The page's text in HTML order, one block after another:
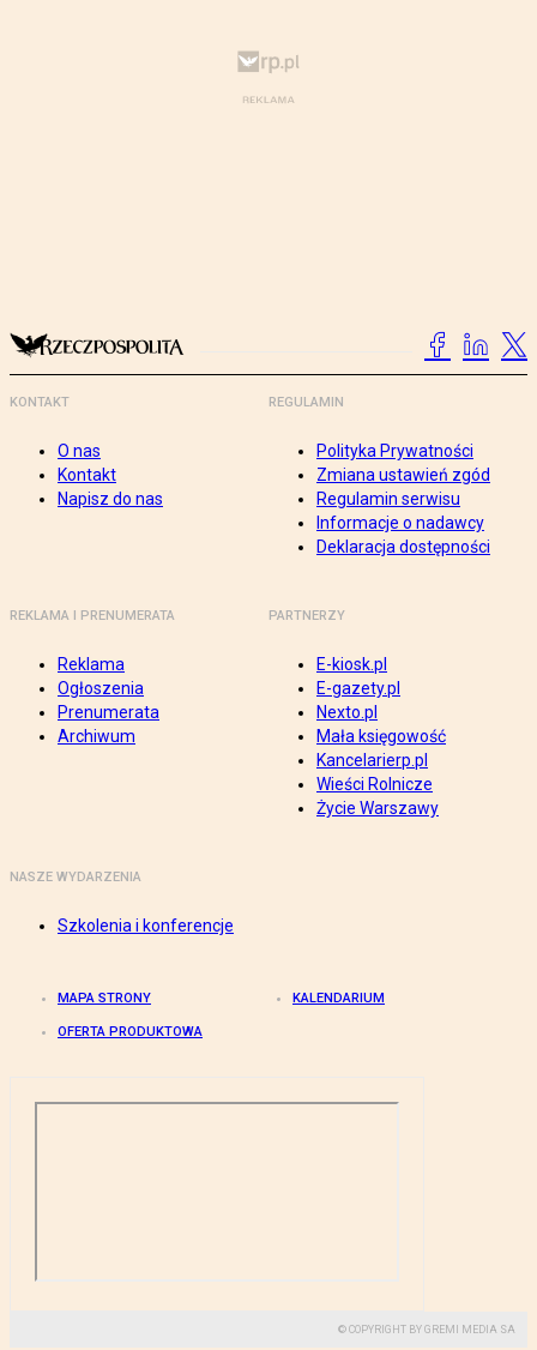
KONTAKT
O nas
Kontakt
Napisz do nas
REGULAMIN
Polityka Prywatności
Zmiana ustawień zgód
Regulamin serwisu
Informacje o nadawcy
Deklaracja dostępności
REKLAMA I PRENUMERATA
Reklama
Ogłoszenia
Prenumerata
Archiwum
PARTNERZY
E-kiosk.pl
E-gazety.pl
Nexto.pl
Mała księgowość
Kancelarierp.pl
Wieści Rolnicze
Życie Warszawy
NASZE WYDARZENIA
Szkolenia i konferencje
MAPA STRONY KALENDARIUM
OFERTA PRODUKTOWA
© COPYRIGHT BY GREMI MEDIA SA